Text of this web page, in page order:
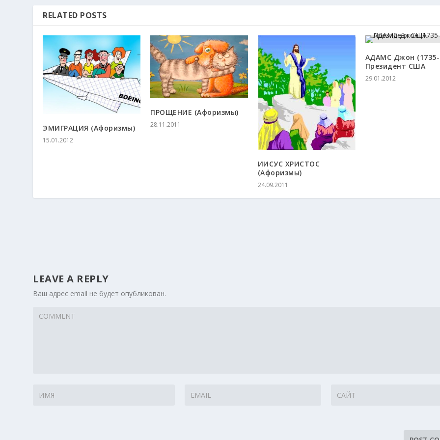
RELATED POSTS
ЭМИГРАЦИЯ (Афоризмы)
15.01.2012
ПРОЩЕНИЕ (Афоризмы)
28.11.2011
ИИСУС ХРИСТОС
(Афоризмы)
24.09.2011
АДАМС Джон (1735-
Президент США
29.01.2012
LEAVE A REPLY
Ваш адрес email не будет опубликован.